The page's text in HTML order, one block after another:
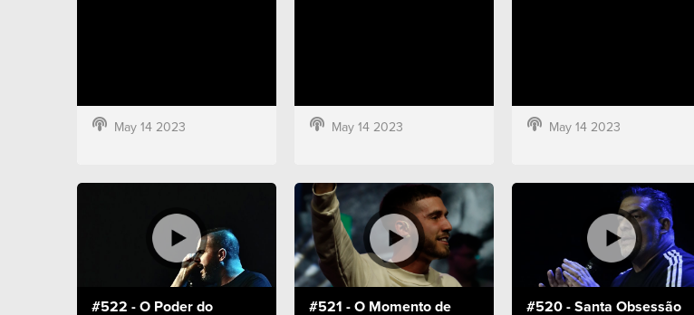
May 14 2023 May 14 2023 May 14 2023
#522 - O Poder do
#521 - O Momento de
#520 - Santa Obsessão